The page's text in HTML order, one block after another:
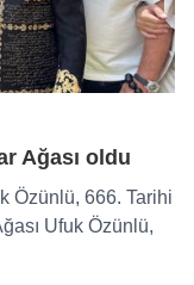
Ağası oldu
Özünlü, 666. Tarihi
Ufuk Özünlü,